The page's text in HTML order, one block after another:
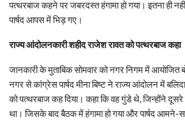
पत्थरबाज कहने पर जबरदस्त हंगामा हो गया। इतना ही
पार्षद आपस में भिड़ गए।
राज्य आंदोलनकारी शहीद राजेश रावत को पत्थरबाज कहा
जानकारी के मुताबिक सोमवार को नगर निगम में आयोजित
नगर से कांग्रेस पार्षद मीना बिष्ट ने राज्य आंदोलन में
को पत्थरबाज कह दिया। कहा कि वह गुंडे थे, जिन्‍होंने
था। जिसके बाद बैठक में हंगामा हो गया और पार्षद आमने-